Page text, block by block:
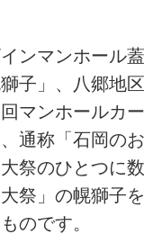
ンマンホール
子」、八郷地
マンホールカ
、通称「石岡の
祭のひとつに
祭」の幌獅子
のです。